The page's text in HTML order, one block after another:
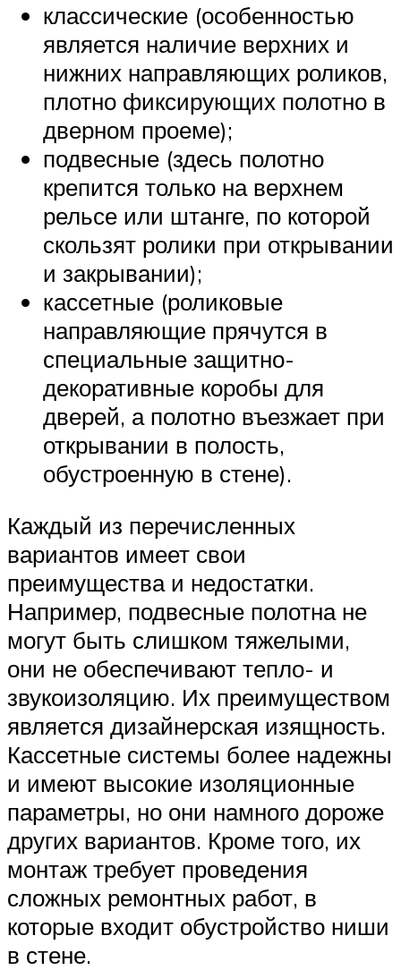
классические (особенностью
является наличие верхних и
нижних направляющих роликов,
плотно фиксирующих полотно в
дверном проеме);
подвесные (здесь полотно
крепится только на верхнем
рельсе или штанге, по которой
скользят ролики при открывании
и закрывании);
кассетные (роликовые
направляющие прячутся в
специальные защитно-
декоративные коробы для
дверей, а полотно въезжает при
открывании в полость,
обустроенную в стене).
Каждый из перечисленных
вариантов имеет свои
преимущества и недостатки.
Например, подвесные полотна не
могут быть слишком тяжелыми,
они не обеспечивают тепло- и
звукоизоляцию. Их преимуществом
является дизайнерская изящность.
Кассетные системы более надежны
и имеют высокие изоляционные
параметры, но они намного дороже
других вариантов. Кроме того, их
монтаж требует проведения
сложных ремонтных работ, в
которые входит обустройство ниши
в стене.